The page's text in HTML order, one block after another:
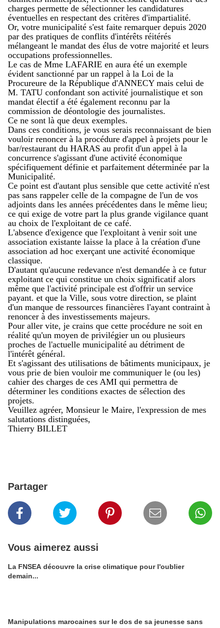
charges permette de sélectionner les candidatures
éventuelles en respectant des critères d'impartialité.
Or, votre municipalité s'est faite remarquer depuis 2020
par des pratiques de conflits d'intérêts réitérés
mélangeant le mandat des élus de votre majorité et leurs
occupations professionnelles.
Le cas de Mme LAFARIE en aura été un exemple
évident sanctionné par un rappel à la Loi de la
Procureure de la République d'ANNECY mais celui de
M. TATU confondant son activité journalistique et son
mandat électif a été également reconnu par la
commission de déontologie des journalistes.
Ce ne sont là que deux exemples.
Dans ces conditions, je vous serais reconnaissant de bien
vouloir renoncer à la procédure d'appel à projets pour le
bar/restaurant du HARAS au profit d'un appel à la
concurrence s'agissant d'une activité économique
spécifiquement définie et parfaitement déterminée par la
Municipalité.
Ce point est d'autant plus sensible que cette activité n'est
pas sans rappeler celle de la compagne de l'un de vos
adjoints dans les années précédentes dans le même lieu;
ce qui exige de votre part la plus grande vigilance quant
au choix de l'exploitant de ce café.
L'absence d'exigence que l'exploitant à venir soit une
association existante laisse la place à la création d'une
association ad hoc exerçant une activité économique
classique.
D'autant qu'aucune redevance n'est demandée à ce futur
exploitant ce qui constitue un choix significatif alors
même que l'activité principale est d'offrir un service
payant. et que la Ville, sous votre direction, se plaint
d'un manque de ressources financières l'ayant contraint à
renoncer à des investissements majeurs.
Pour aller vite, je crains que cette procédure ne soit en
réalité qu'un moyen de privilégier un ou plusieurs
proches de l'actuelle municipalité au détriment de
l'intérêt général.
Et s'agissant des utilisations de bâtiments municipaux, je
vous prie de bien vouloir me communiquer le (ou les)
cahier des charges de ces AMI qui permettra de
déterminer les conditions exactes de sélection des
projets.
Veuillez agréer, Monsieur le Maire, l'expression de mes
salutations distinguées,
Thierry BILLET
Partager
Vous aimerez aussi
La FNSEA découvre la crise climatique pour l'oublier
demain...
Manipulations marocaines sur le dos de sa jeunesse sans